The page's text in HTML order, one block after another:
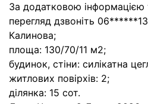
За додатковою інформацією
перегляд дзвоніть
Калинова;
площа: 130/70/11 м2;
будинок, стіни: силікатна
житлових повірхів: 2;
ділянка: 15 сот.